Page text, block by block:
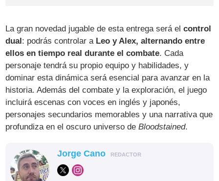
La gran novedad jugable de esta entrega será elcontrol
dual: podrás controlar a Leo y Alex, alternando entre
ellos en tiempo real durante el combate. Cada
personaje tendrá su propio equipo y habilidades, y
dominar esta dinámica será esencial para avanzar en la
historia. Además del combate y la exploración, el juego
incluirá escenas con voces en inglés y japonés,
personajes secundarios memorables y una narrativa que
profundiza en el oscuro universo deBloodstained.
Jorge Cano REDACTOR